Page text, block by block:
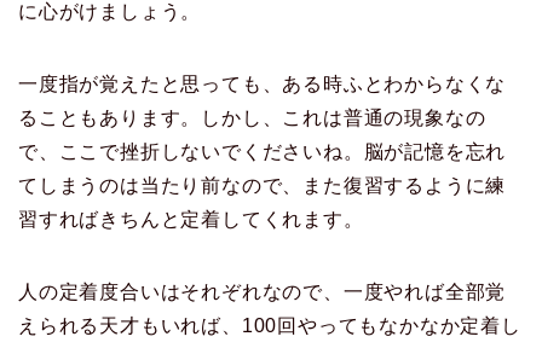
に心がけましょう。
一度指が覚えたと思っても、ある時ふとわからなくな
ることもあります。しかし、これは普通の現象なの
で、ここで挫折しないでくださいね。脳が記憶を忘れ
てしまうのは当たり前なので、また復習するように練
習すればきちんと定着してくれます。
人の定着度合いはそれぞれなので、一度やれば全部覚
えられる天才もいれば、100回やってもなかなか定着し